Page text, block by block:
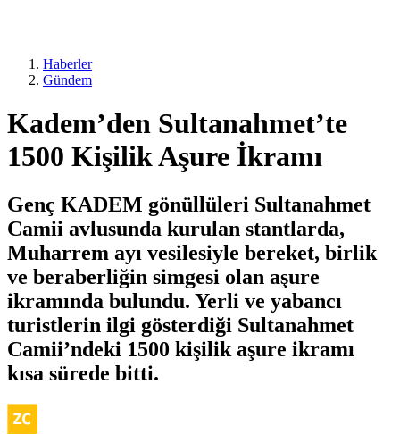
Haberler
Gündem
Kadem’den Sultanahmet’te
1500 Kişilik Aşure İkramı
Genç KADEM gönüllüleri Sultanahmet
Camii avlusunda kurulan stantlarda,
Muharrem ayı vesilesiyle bereket, birlik
ve beraberliğin simgesi olan aşure
ikramında bulundu. Yerli ve yabancı
turistlerin ilgi gösterdiği Sultanahmet
Camii’ndeki 1500 kişilik aşure ikramı
kısa sürede bitti.